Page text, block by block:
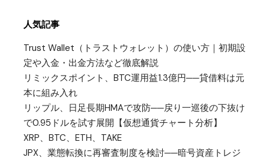
人気記事
Trust Wallet（トラストウォレット）の使い方｜初期設
定や入金・出金方法など徹底解説
リミックスポイント、BTC運用益1.3億円──貸借料は元
本に組み入れ
リップル、日足長期HMAで攻防──戻り一巡後の下抜け
で0.95ドルを試す展開【仮想通貨チャート分析】
XRP、BTC、ETH、TAKE
JPX、業態転換に再審査制度を検討──暗号資産トレジ